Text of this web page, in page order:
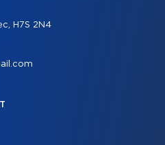
H7S 2N4